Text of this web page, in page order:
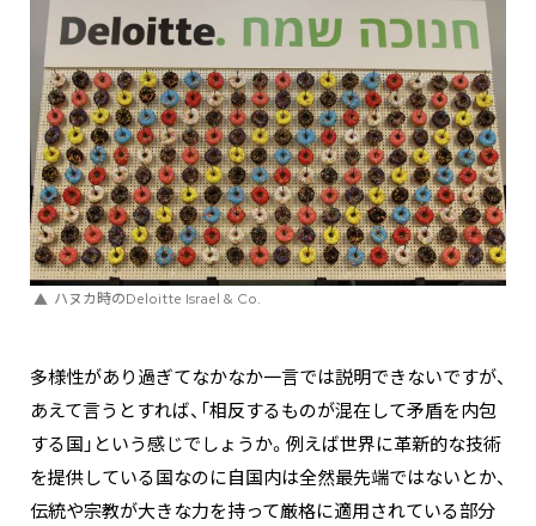
ハヌカ時のDeloitte Israel & Co.
多様性があり過ぎてなかなか一言では説明できないですが、
あえて言うとすれば、「相反するものが混在して矛盾を内包
する国」という感じでしょうか。例えば世界に革新的な技術
を提供している国なのに自国内は全然最先端ではないとか、
伝統や宗教が大きな力を持って厳格に適用されている部分